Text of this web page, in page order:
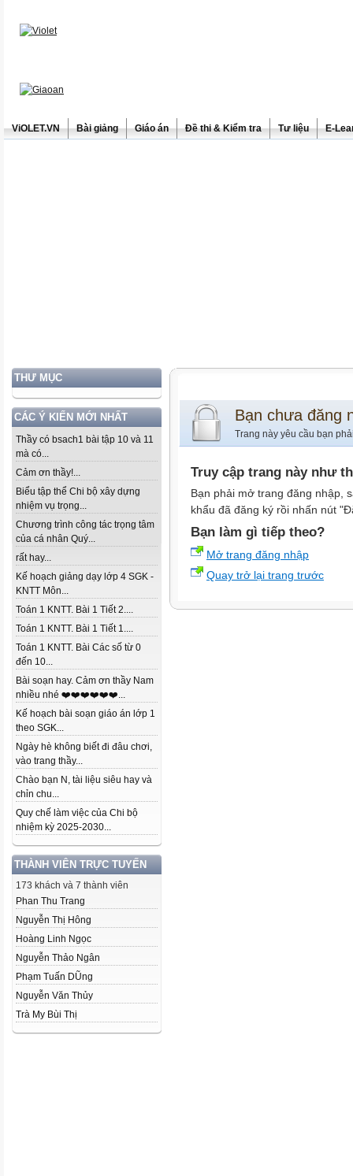
ViOLET.VN Bài giảng Giáo án Đề thi & Kiểm tra Tư liệu E-
THƯ MỤC
CÁC Ý KIẾN MỚI NHẤT
Thầy có bsach1 bài tập 10 và 11
mà có...
Cảm ơn thầy!...
Biểu tập thể Chi bộ xây dựng
nhiệm vụ trọng...
Chương trình công tác trọng tâm
của cá nhân Quý...
rất hay...
Kế hoạch giảng dạy lớp 4 SGK -
KNTT Môn...
Toán 1 KNTT. Bài 1 Tiết 2....
Toán 1 KNTT. Bài 1 Tiết 1....
Toán 1 KNTT. Bài Các số từ 0
đến 10...
Bài soạn hay. Cảm ơn thầy Nam
nhiều nhé ❤️❤️❤️❤️❤️❤️...
Kế hoạch bài soạn giáo án lớp 1
theo SGK...
Ngày hè không biết đi đâu chơi,
vào trang thầy...
Chào bạn N, tài liệu siêu hay và
chỉn chu...
Quy chế làm việc của Chi bộ
nhiệm kỳ 2025-2030...
THÀNH VIÊN TRỰC TUYẾN
173 khách và 7 thành viên
Phan Thu Trang
Nguyễn Thị Hông
Hoàng Linh Ngọc
Nguyễn Thảo Ngân
Phạm Tuấn DŨng
Nguyễn Văn Thủy
Trà My Bùi Thị
Bạn chưa đăng
Trang này yêu cầu bạn
Truy cập trang này như
Bạn phải mở trang đăng nhập,
khẩu đã đăng ký rồi nhấn nút
Bạn làm gì tiếp theo?
Mở trang đăng nhập
Quay trở lại trang trước